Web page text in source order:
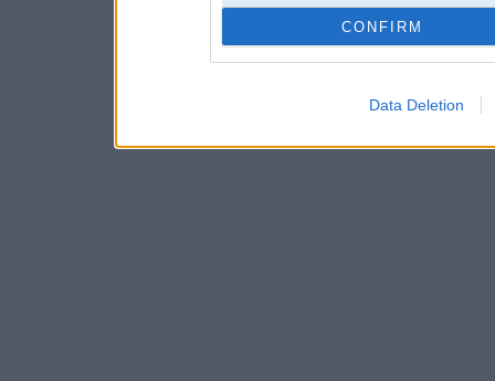
CONFIRM
Data Deletion